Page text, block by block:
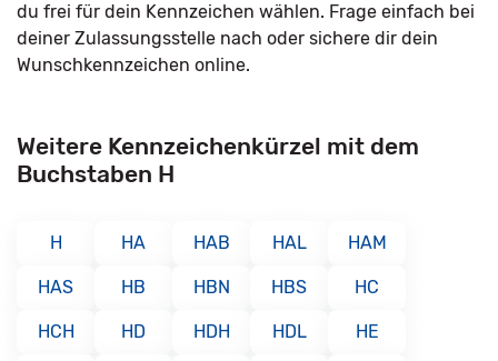
du frei für dein Kennzeichen wählen. Frage einfach bei
deiner Zulassungsstelle nach oder sichere dir dein
Wunschkennzeichen online.
Weitere Kennzeichenkürzel mit dem
Buchstaben H
H HA HAB HAL HAM
HAS HB HBN HBS HC
HCH HD HDH HDL HE